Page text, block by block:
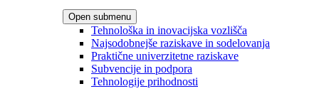
Open submenu
Tehnološka in inovacijska vozlišča
Najsodobnejše raziskave in sodelovanja
Praktične univerzitetne raziskave
Subvencije in podpora
Tehnologije prihodnosti